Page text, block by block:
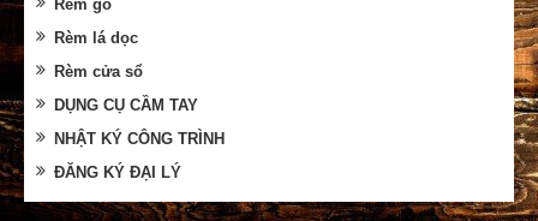
Rèm gỗ
Rèm lá dọc
Rèm cửa sổ
DỤNG CỤ CẦM TAY
NHẬT KÝ CÔNG TRÌNH
ĐĂNG KÝ ĐẠI LÝ